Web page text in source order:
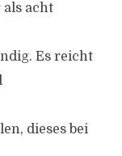
acht
Es reicht
dieses bei